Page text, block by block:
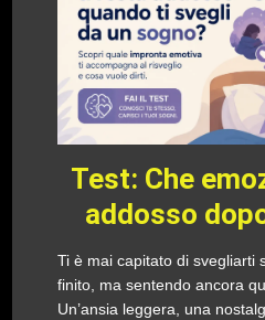
Test: Che
addosso
Ti è mai capitato di svegliarti
finito, ma sentendo ancora
Un’ansia leggera, una